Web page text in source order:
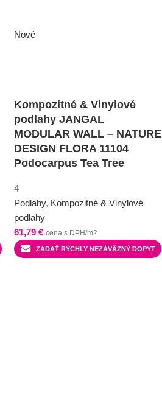
Nové
Kompozitné & Vinylové
podlahy JANGAL
MODULAR WALL – NATURE
DESIGN FLORA 11104
Podocarpus Tea Tree
4
Podlahy, Kompozitné & Vinylové
podlahy
61,79 € cena s DPH/m2
ZADAŤ RÝCHLY NEZÁVÄZNÝ DOPYT